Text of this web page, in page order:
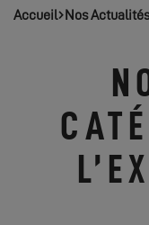
Accueil Nos Actualités